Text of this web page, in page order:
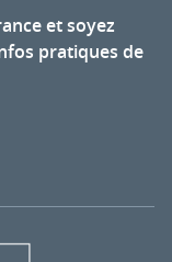
et soyez
pratiques de